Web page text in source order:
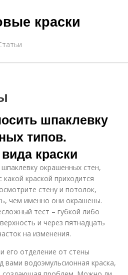
краски
шпаклевку
типов.
краски
окрашенных стен,
краской приходится
стену и потолок,
чем именно они окрашены.
тест – губкой либо
и через пятнадцать
на изменения.
его отделение от стены
вами водоэмульсионная краска,